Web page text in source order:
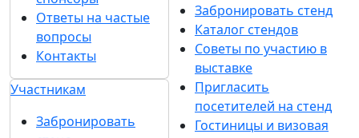
Ответы на частые
вопросы
Контакты
Участникам
Забронировать
Забронировать стенд
Каталог стендов
Советы по участию в
выставке
Пригласить
посетителей на стенд
Гостиницы и визовая